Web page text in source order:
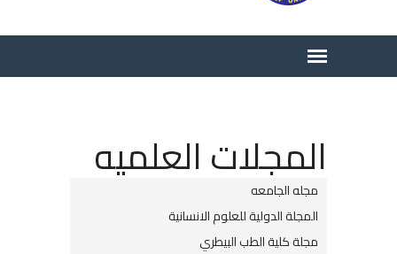
المجلات العلميه
مجله الجامعه
المجلة الدولية للعلوم الانسانية
مجلة كلية الطب البيطري